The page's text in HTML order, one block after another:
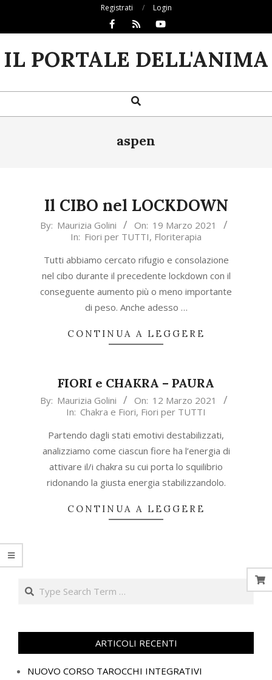
Registrati Login
IL PORTALE DELL'ANIMA
Navigation
Search
aspen
Il CIBO nel LOCKDOWN
2021-
19
By: Maurizia Golini On: 19 Marzo 2021
In: Fiori per TUTTI, Floriterapia
Tutti abbiamo cercato rifugio e consolazione
nel cibo durante il precedente lockdown con il
conseguente aumento più o meno importante
di peso. Anche adesso …
CONTINUA A LEGGERE
FIORI e CHAKRA – PAURA
2021-
By: Maurizia Golini On: 12 Marzo 2021
In: Chakra e Fiori, Fiori per TUTTI
Partendo dagli stati emotivi destabilizzati,
analizziamo come ciascun fiore ha l’energia di
attivare il/i chakra su cui porta lo squilibrio
ridonando la giusta energia stabilizzandolo.
CONTINUA A LEGGERE
Search
ARTICOLI RECENTI
NUOVO CORSO TAROCCHI INTEGRATIVI